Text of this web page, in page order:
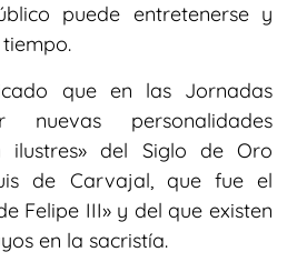
puede entretenerse y
que en las Jornadas
nuevas personalidades
del Siglo de Oro
de Carvajal, que fue el
Felipe III» y del que existen
en la sacristía.